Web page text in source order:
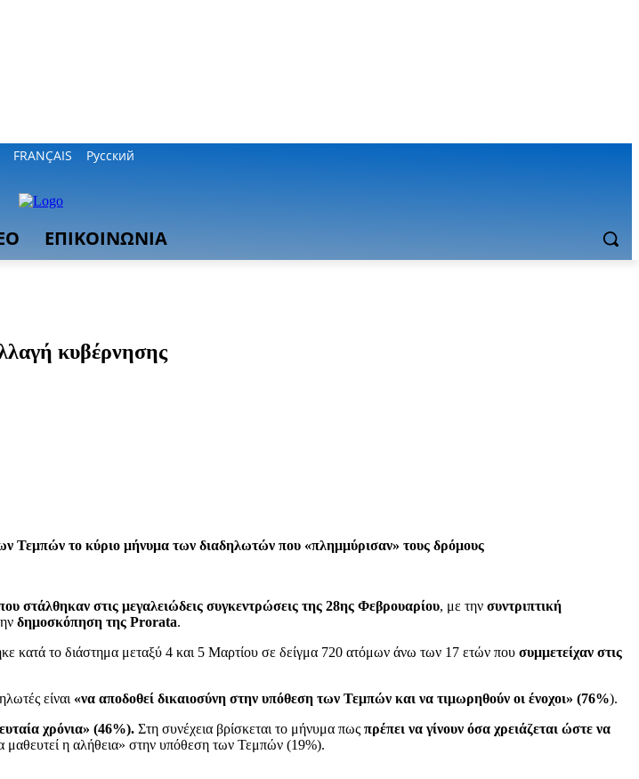
FRANÇAIS Русский
ΕΠΙΚΟΙΝΩΝΙΑ
κυβέρνησης
Τεμπών το κύριο μήνυμα των διαδηλωτών που «πλημμύρισαν» τους δρόμους
στάλθηκαν στις μεγαλειώδεις συγκεντρώσεις της 28ης Φεβρουαρίου, με την συντριπτική
δημοσκόπηση της Prorata.
κατά το διάστημα μεταξύ 4 και 5 Μαρτίου σε δείγμα 720 ατόμων άνω των 17 ετών που συμμετείχαν στις
είναι «να αποδοθεί δικαιοσύνη στην υπόθεση των Τεμπών και να τιμωρηθούν οι ένοχοι» (76%).
χρόνια» (46%). Στη συνέχεια βρίσκεται το μήνυμα πως πρέπει να γίνουν όσα χρειάζεται ώστε να
μαθευτεί η αλήθεια» στην υπόθεση των Τεμπών (19%).